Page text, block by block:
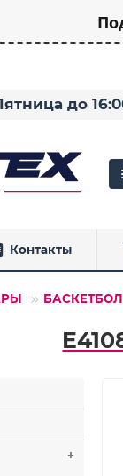
до
Контакты
БАСКЕТБОЛ
+